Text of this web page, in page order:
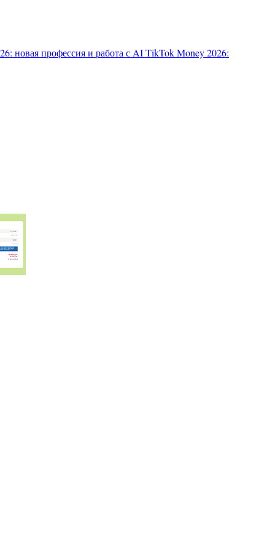
новая профессия и работа с AITikTok Money 2026: